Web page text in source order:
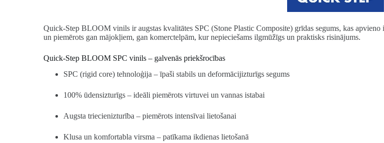
Quick-Step BLOOM vinils ir augstas kvalitātes SPC (Stone Plastic Composite) grīdas segums, kas
un piemērots gan mājokļiem, gan komerctelpām, kur nepieciešams ilgmūžīgs un praktisks risinājums.
Quick-Step BLOOM SPC vinils – galvenās priekšrocības
SPC (rigid core) tehnoloģija – īpaši stabils un deformācijizturīgs segums
100% ūdensizturīgs – ideāli piemērots virtuvei un vannas istabai
Augsta triecienizturība – piemērots intensīvai lietošanai
Klusa un komfortabla virsma – patīkama ikdienas lietošanā